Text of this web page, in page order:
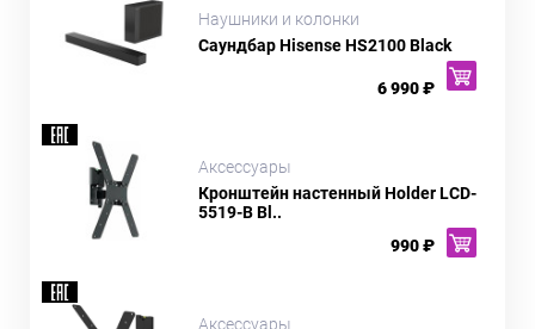
Наушники и колонки
Саундбар Hisense HS2100 Black
6 990 ₽
Аксессуары
Кронштейн настенный Holder LCD-
5519-B Bl..
990 ₽
Аксессуары